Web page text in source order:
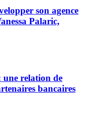
son agence
Palaric,
relation de
bancaires